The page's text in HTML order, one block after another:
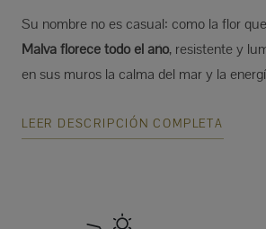
Su nombre no es casual: como la flor
Malva florece todo el año, resistente y
en sus muros la calma del mar y la
LEER DESCRIPCIÓN COMPLETA